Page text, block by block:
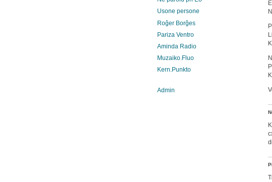
Usone persone
Roĝer Borĝes
Pariza Ventro
Aminda Radio
Muzaiko.Fluo
Kern.Punkto
Admin